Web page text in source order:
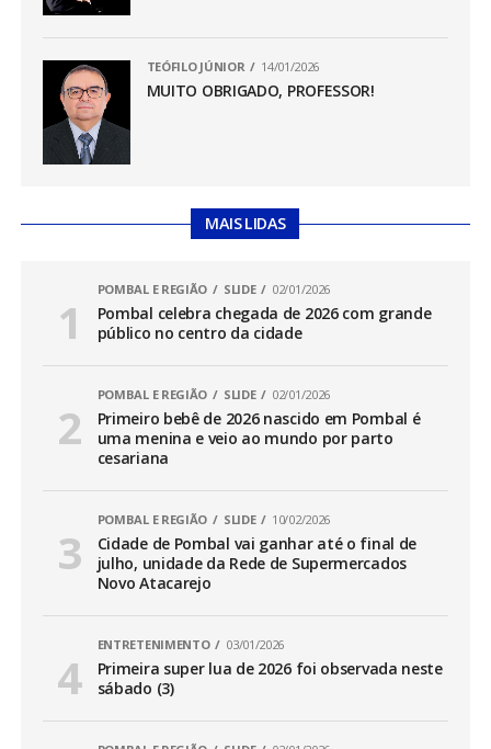
TEÓFILO JÚNIOR 14/01/2026
MUITO OBRIGADO, PROFESSOR!
MAIS LIDAS
POMBAL E REGIÃO SLIDE 02/01/2026
Pombal celebra chegada de 2026 com grande
público no centro da cidade
POMBAL E REGIÃO SLIDE 02/01/2026
Primeiro bebê de 2026 nascido em Pombal é
uma menina e veio ao mundo por parto
cesariana
POMBAL E REGIÃO SLIDE 10/02/2026
Cidade de Pombal vai ganhar até o final de
julho, unidade da Rede de Supermercados
Novo Atacarejo
ENTRETENIMENTO 03/01/2026
Primeira super lua de 2026 foi observada neste
sábado (3)